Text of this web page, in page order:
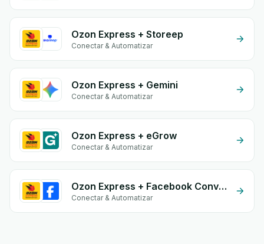
Ozon Express + Storeep
Conectar & Automatizar
Ozon Express + Gemini
Conectar & Automatizar
Ozon Express + eGrow
Conectar & Automatizar
Ozon Express + Facebook Conversion API (CAPI)
Conectar & Automatizar